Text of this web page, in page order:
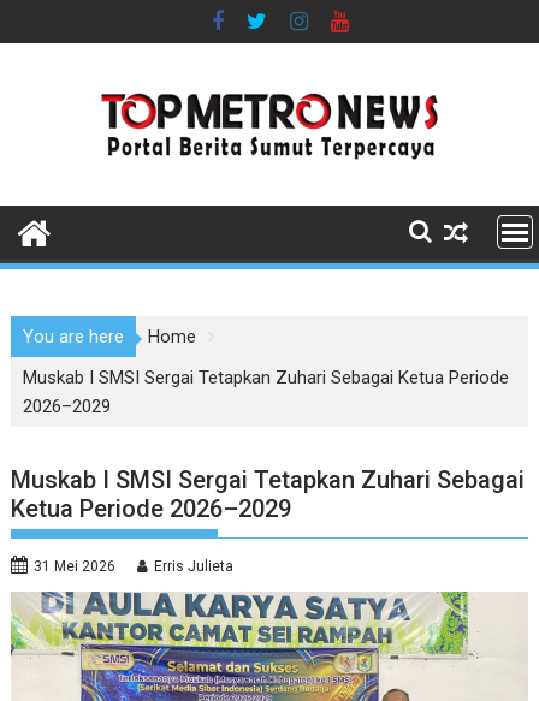
to
You are here
Home
Muskab I SMSI Sergai Tetapkan Zuhari Sebagai Ketua Periode
2026–2029
Muskab I SMSI Sergai Tetapkan Zuhari Sebagai
Ketua Periode 2026–2029
31 Mei 2026 Erris Julieta